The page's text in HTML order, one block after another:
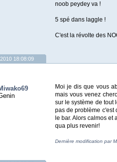
noob peydey va !
5 spé dans laggle !
C'est la révolte des
18:08:09
Moi je dis que vous
mais vous venez
sur le système de tout
pas de problème c'est
le bar. Alors calmos
qua plus revenir!
Dernière modification par